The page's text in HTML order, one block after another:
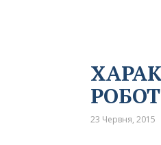
23 Червня, 2015